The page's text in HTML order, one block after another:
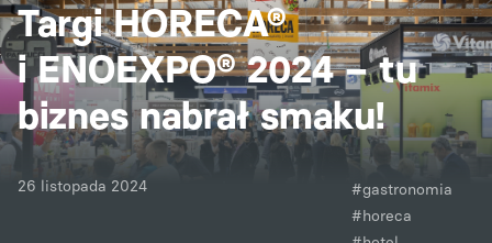
Targi HORECA®
i ENOEXPO® 2024 – tu
biznes nabrał smaku!
26 listopada 2024
#gastronomia
#horeca